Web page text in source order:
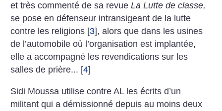
et très commenté de sa revueLa Lutte de classe,
se pose en défenseur intransigeant de la lutte
contre les religions [3], alors que dans les usines
de l’automobile où l’organisation est implantée,
elle a accompagné les revendications sur les
salles de prière... [4]
Sidi Moussa utilise contre AL les écrits d’un
militant qui a démissionné depuis au moins deux